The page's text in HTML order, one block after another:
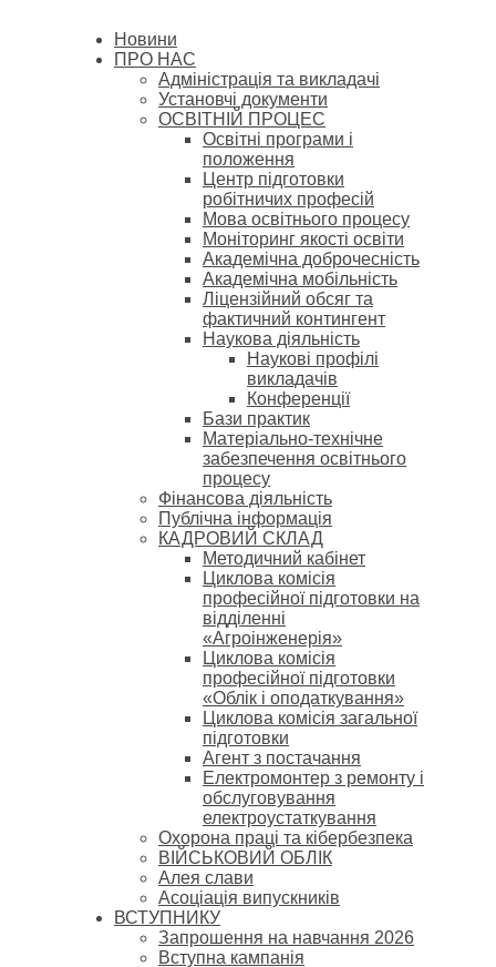
Новини
ПРО НАС
Адміністрація та викладачі
Установчі документи
ОСВІТНІЙ ПРОЦЕС
Освітні програми і
положення
Центр підготовки
робітничих професій
Мова освітнього процесу
Моніторинг якості освіти
Академічна доброчесність
Академічна мобільність
Ліцензійний обсяг та
фактичний контингент
Наукова діяльність
Наукові профілі
викладачів
Конференції
Бази практик
Матеріально-технічне
забезпечення освітнього
процесу
Фінансова діяльність
Публічна інформація
КАДРОВИЙ СКЛАД
Методичний кабінет
Циклова комісія
професійної підготовки на
відділенні
«Агроінженерія»
Циклова комісія
професійної підготовки
«Облік і оподаткування»
Циклова комісія загальної
підготовки
Агент з постачання
Електромонтер з ремонту і
обслуговування
електроустаткування
Охорона праці та кібербезпека
ВІЙСЬКОВИЙ ОБЛІК
Алея слави
Асоціація випускників
ВСТУПНИКУ
Запрошення на навчання 2026
Вступна кампанія